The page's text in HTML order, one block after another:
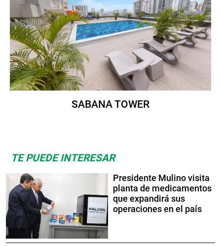
SABANA TOWER
TE PUEDE INTERESAR
Presidente Mulino visita
planta de medicamentos
que expandirá sus
operaciones en el país